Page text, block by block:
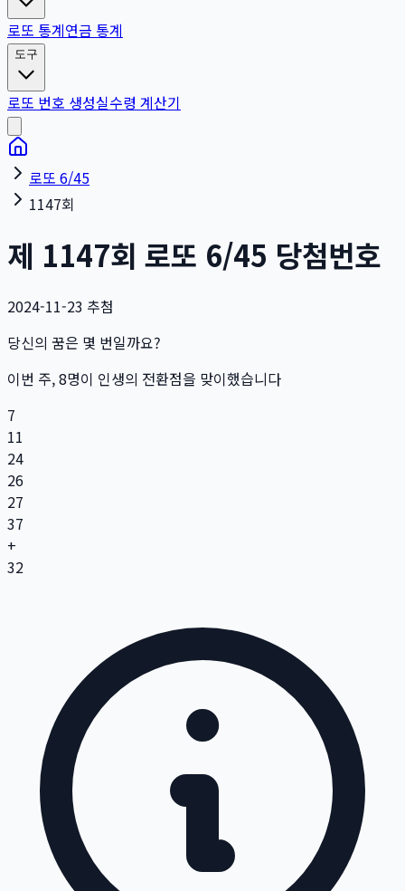
로또 통계연금 통계
도구
로또 번호 생성실수령 계산기
로또 6/45
1147회
제 1147회 로또 6/45 당첨번호
2024-11-23 추첨
당신의 꿈은 몇 번일까요?
이번 주,8명이 인생의 전환점을 맞이했습니다
7
11
24
26
27
37
+
32